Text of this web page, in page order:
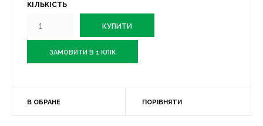
КІЛЬКІСТЬ
ЗАМОВИТИ В 1 КЛІК
В ОБРАНЕ ПОРІВНЯТИ